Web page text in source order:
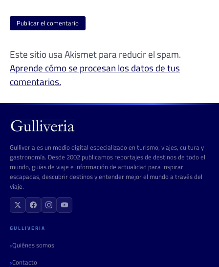
Este sitio usa Akismet para reducir el spam.
Aprende cómo se procesan los datos de tus
comentarios.
Gulliveria es un medio digital especializado en turismo, viajes, cultura y
gastronomía. Desde 2002 publicamos reportajes de destinos de todo el
mundo, guías de viaje e información de actualidad para inspirar
escapadas, descubrir destinos y entender mejor el mundo a través del
viaje.
GULLIVERIA
Quiénes somos
Contacto